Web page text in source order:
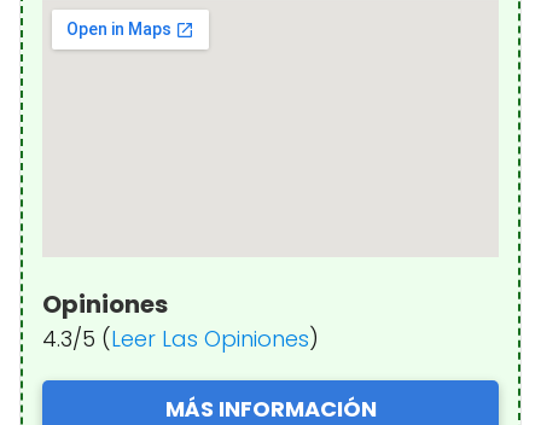
Opiniones
4.3/5 (Leer Las Opiniones)
MÁS INFORMACIÓN